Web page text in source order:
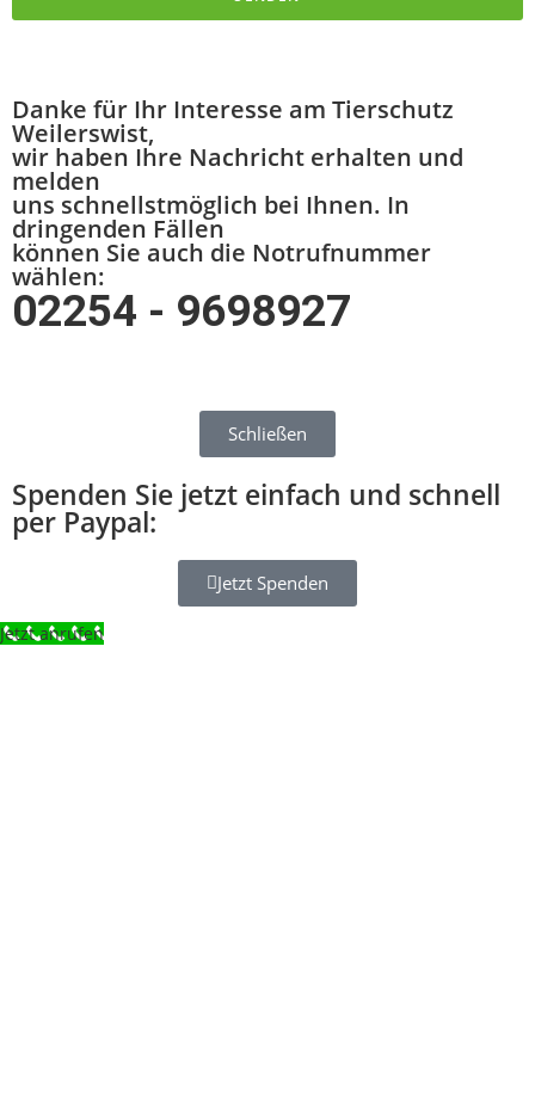
Danke für Ihr Interesse am Tierschutz
Weilerswist,
wir haben Ihre Nachricht erhalten und
melden
uns schnellstmöglich bei Ihnen. In
dringenden Fällen
können Sie auch die Notrufnummer
wählen:
02254 - 9698927
Schließen
Spenden Sie jetzt einfach und schnell
per Paypal:
Jetzt Spenden
Jetzt anrufen